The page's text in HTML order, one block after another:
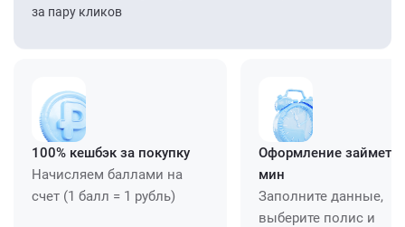
за пару кликов
100% кешбэк за покупку
Начисляем баллами на
счет (1 балл = 1 рубль)
Оформление займет
мин
Заполните данные,
выберите полис и